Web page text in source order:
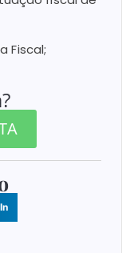
Fiscal;